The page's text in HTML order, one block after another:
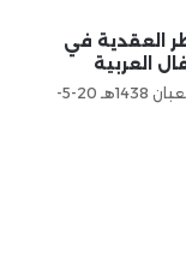
العقدية في
العربية
السبت 24 شعبان 1438هـ 20-5-